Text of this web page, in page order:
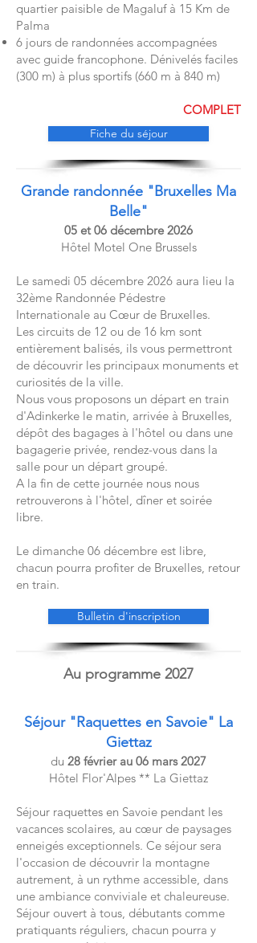
quartier paisible de Magaluf à 15 Km de
Palma
6 jours de randonnées accompagnées
avec guide francophone. Dénivelés faciles
(300 m) à plus sportifs (660 m à 840 m)
COMPLET
Fiche du séjour
Grande randonnée "Bruxelles Ma
Belle"
05 et 06 décembre 2026
Hôtel Motel One Brussels
Le samedi 05 décembre 2026 aura lieu la
32ème Randonnée Pédestre
Internationale au Cœur de Bruxelles.
Les circuits de 12 ou de 16 km sont
entièrement balisés, ils vous permettront
de découvrir les principaux monuments et
curiosités de la ville.
Nous vous proposons un départ en train
d'Adinkerke le matin, arrivée à Bruxelles,
dépôt des bagages à l'hôtel ou dans une
bagagerie privée, rendez-vous dans la
salle pour un départ groupé.
A la fin de cette journée nous nous
retrouverons à l'hôtel, dîner et soirée
libre.
Le dimanche 06 décembre est libre,
chacun pourra profiter de Bruxelles, retour
en train.
Bulletin d'inscription
Au programme 2027
Séjour "Raquettes en Savoie" La
Giettaz
du 28 février au 06 mars 2027
Hôtel Flor'Alpes ** La Giettaz
Séjour raquettes en Savoie pendant les
vacances scolaires, au cœur de paysages
enneigés exceptionnels. Ce séjour sera
l'occasion de découvrir la montagne
autrement, à un rythme accessible, dans
une ambiance conviviale et chaleureuse.
Séjour ouvert à tous, débutants comme
pratiquants réguliers, chacun pourra y